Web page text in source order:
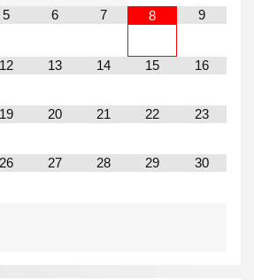
5 6 7 8 9
12 13 14 15 16
19 20 21 22 23
26 27 28 29 30